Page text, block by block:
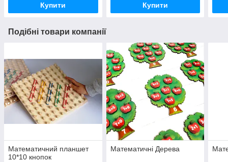
Купити Купити
Подібні товари компанії
Математичний планшет
10*10 кнопок
Математичні Дерева